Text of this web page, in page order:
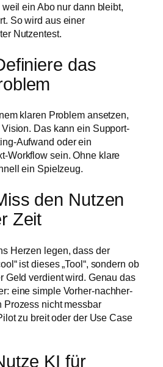
ein Abo nur dann bleibt,
So wird aus einer
Nutzentest.
das
klaren Problem ansetzen,
Das kann ein Support-
Aufwand oder ein
Workflow sein. Ohne klare
ein Spielzeug.
den Nutzen
Zeit
Herzen legen, dass der
ist dieses „Tool“, sondern ob
Geld verdient wird. Genau das
eine simple Vorher-nachher-
Prozess nicht messbar
zu breit oder der Use Case
KI für